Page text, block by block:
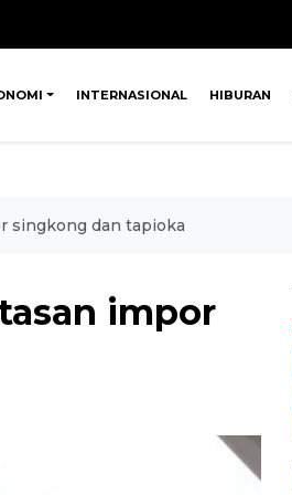
INTERNASIONAL HIBURAN
singkong dan tapioka
impor